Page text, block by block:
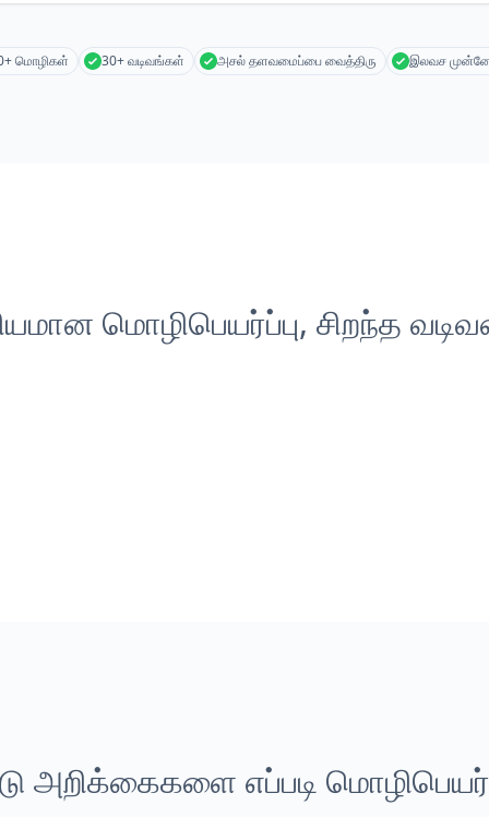
மொழிகள் 30+ வடிவங்கள் அசல் தளவமைப்பை வைத்திரு இலவச
மொழிபெயர்ப்பு, சிறந்த
அறிக்கைகளை எப்படி